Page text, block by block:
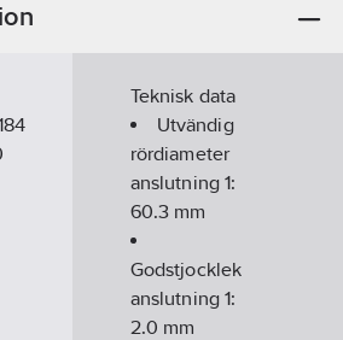
Teknisk data
Utvändig
rördiameter
anslutning 1:
60.3 mm
Godstjocklek
anslutning 1:
2.0 mm